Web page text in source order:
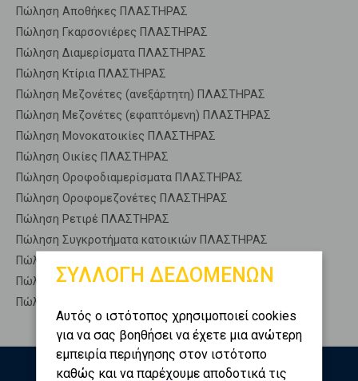
Πώληση Αποθήκες ΠΛΑΣΤΗΡΑΣ
Πώληση Γκαρσονιέρες ΠΛΑΣΤΗΡΑΣ
Πώληση Διαμερίσματα ΠΛΑΣΤΗΡΑΣ
Πώληση Κτίρια ΠΛΑΣΤΗΡΑΣ
Πώληση Μεζονέτες (ανεξάρτητη) ΠΛΑΣΤΗΡΑΣ
Πώληση Μεζονέτες (εφαπτόμενη) ΠΛΑΣΤΗΡΑΣ
Πώληση Μονοκατοικίες ΠΛΑΣΤΗΡΑΣ
Πώληση Οικίες ΠΛΑΣΤΗΡΑΣ
Πώληση Οροφοδιαμερίσματα ΠΛΑΣΤΗΡΑΣ
Πώληση Οροφομεζονέτες ΠΛΑΣΤΗΡΑΣ
Πώληση Ρετιρέ ΠΛΑΣΤΗΡΑΣ
Πώληση Συγκροτήματα κατοικιών ΠΛΑΣΤΗΡΑΣ
Πώληση Υπόγεια ΠΛΑΣΤΗΡΑΣ
Πώληση Υπόσκαφα ΠΛΑΣΤΗΡΑΣ
Πώληση Υπολ. υψουν ΠΛΑΣΤΗΡΑΣ
ΣΥΛΛΟΓΗ ΔΕΔΟΜΕΝΩΝ
Αυτός ο ιστότοπος χρησιμοποιεί cookies
για να σας βοηθήσει να έχετε μια ανώτερη
εμπειρία περιήγησης στον ιστότοπο
καθώς και να παρέχουμε αποδοτικά τις